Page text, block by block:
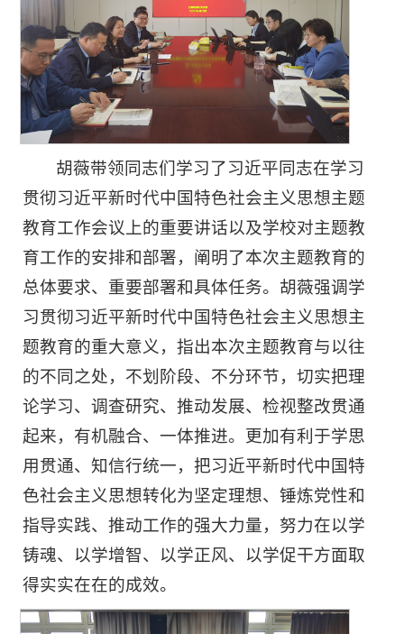
胡薇带领同志们学习了习近平同志在学习
贯彻习近平新时代中国特色社会主义思想主题
教育工作会议上的重要讲话以及学校对主题教
育工作的安排和部署，阐明了本次主题教育的
总体要求、重要部署和具体任务。胡薇强调学
习贯彻习近平新时代中国特色社会主义思想主
题教育的重大意义，指出本次主题教育与以往
的不同之处，不划阶段、不分环节，切实把理
论学习、调查研究、推动发展、检视整改贯通
起来，有机融合、一体推进。更加有利于学思
用贯通、知信行统一，把习近平新时代中国特
色社会主义思想转化为坚定理想、锤炼党性和
指导实践、推动工作的强大力量，努力在以学
铸魂、以学增智、以学正风、以学促干方面取
得实实在在的成效。